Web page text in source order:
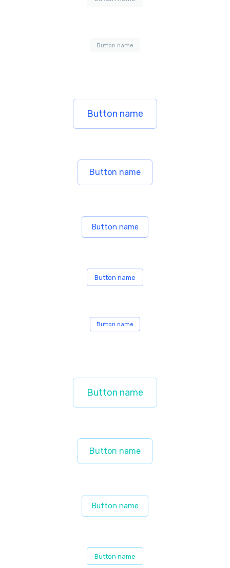
Button name
Button name
Button name
Button name
Button name
Button name
Button name
Button name
Button name
Button name